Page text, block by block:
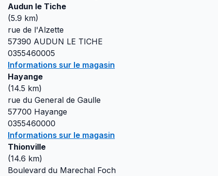
Audun le Tiche
(5.9 km)
rue de l'Alzette
57390 AUDUN LE TICHE
0355460005
Informations sur le magasin
Hayange
(14.5 km)
rue du General de Gaulle
57700 Hayange
0355460000
Informations sur le magasin
Thionville
(14.6 km)
Boulevard du Marechal Foch